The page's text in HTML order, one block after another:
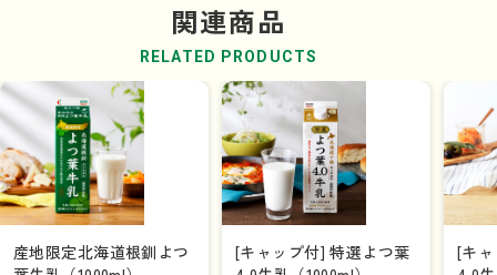
関連商品
RELATED PRODUCTS
産地限定北海道根釧よつ
[キャップ付] 特選よつ葉
[キ